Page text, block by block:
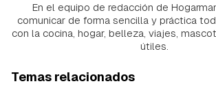
En el equipo de redacción de
comunicar de forma sencilla y práctica
con la cocina, hogar, belleza, viajes,
útiles.
Temas relacionados